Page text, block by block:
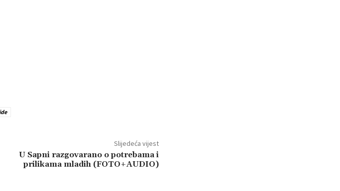
Slijedeća vijest
U Sapni razgovarano o potrebama i
prilikama mladih (FOTO+AUDIO)